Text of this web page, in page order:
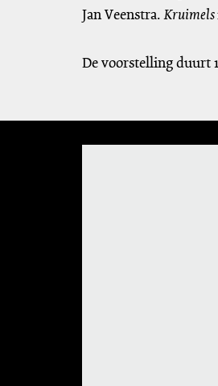
Jan Veenstra.Kruimels
De voorstelling duurt